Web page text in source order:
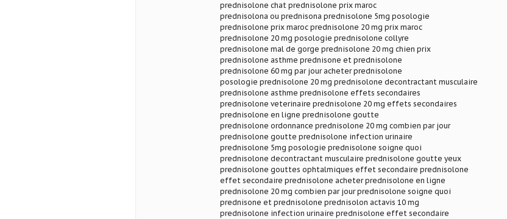
prednisolone chat prednisolone prix maroc
prednisolona ou prednisona prednisolone 5mg posologie
prednisolone prix maroc prednisolone 20 mg prix maroc
prednisolone 20 mg posologie prednisolone collyre
prednisolone mal de gorge prednisolone 20 mg chien prix
prednisolone asthme prednisone et prednisolone
prednisolone 60 mg par jour acheter prednisolone
posologie prednisolone 20 mg prednisolone decontractant musculaire
prednisolone asthme prednisolone effets secondaires
prednisolone veterinaire prednisolone 20 mg effets secondaires
prednisolone en ligne prednisolone goutte
prednisolone ordonnance prednisolone 20 mg combien par jour
prednisolone goutte prednisolone infection urinaire
prednisolone 5mg posologie prednisolone soigne quoi
prednisolone decontractant musculaire prednisolone goutte yeux
prednisolone gouttes ophtalmiques effet secondaire prednisolone
effet secondaire prednisolone acheter prednisolone en ligne
prednisolone 20 mg combien par jour prednisolone soigne quoi
prednisone et prednisolone prednisolon actavis 10 mg
prednisolone infection urinaire prednisolone effet secondaire